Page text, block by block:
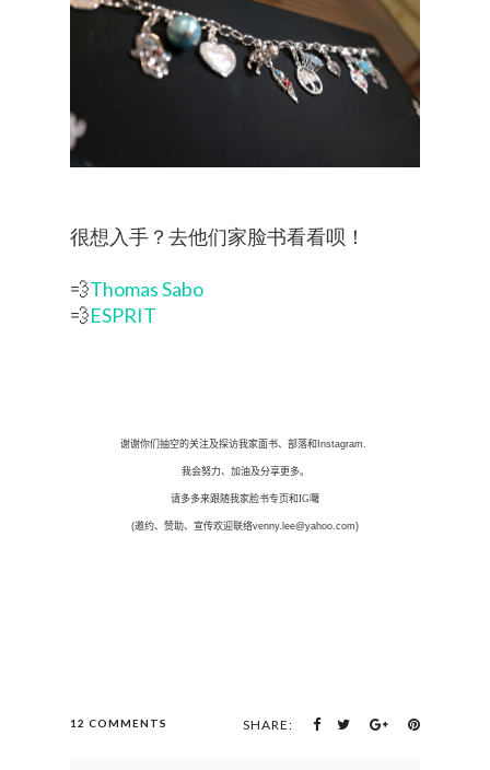
很想入手？去他们家脸书看看呗！
💨Thomas Sabo
💨ESPRIT
谢谢你们抽空的关注及探访我家面书、部落和 Instagram.
我会努力、加油及分享更多。
请多多来跟随我家脸书专页和IG囖
(邀约、赞助、宣传欢迎联络venny.lee@yahoo.com)
12 COMMENTS SHARE: